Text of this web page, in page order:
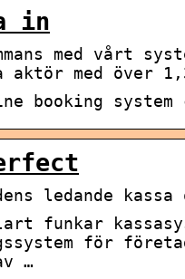
in
med vårt
aktör med över
booking
ledande
funkar
för
…